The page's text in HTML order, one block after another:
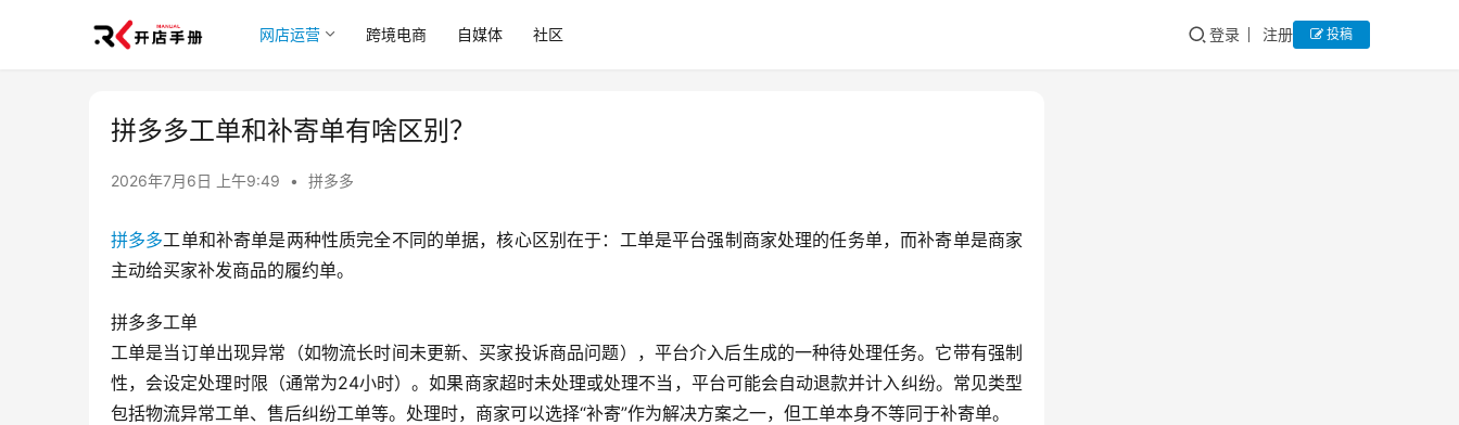
网店运营 跨境电商 自媒体 社区 登录 注册 投稿
拼多多工单和补寄单有啥区别？
2026年7月6日 上午9:49 • 拼多多
拼多多工单和补寄单是两种性质完全不同的单据，核心区别在于：工单是平台强制商家处理的任务单，而补寄单是商家
主动给买家补发商品的履约单。
拼多多工单
工单是当订单出现异常（如物流长时间未更新、买家投诉商品问题），平台介入后生成的一种待处理任务。它带有强制
性，会设定处理时限（通常为24小时）。如果商家超时未处理或处理不当，平台可能会自动退款并计入纠纷。常见类型
包括物流异常工单、售后纠纷工单等。处理时，商家可以选择“补寄”作为解决方案之一，但工单本身不等同于补寄单。